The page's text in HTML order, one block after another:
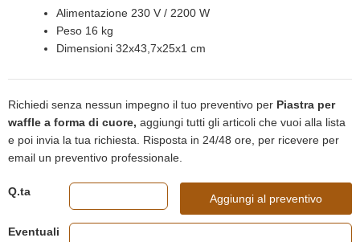
Alimentazione 230 V / 2200 W
Peso 16 kg
Dimensioni 32x43,7x25x1 cm
Richiedi senza nessun impegno il tuo preventivo per Piastra per
waffle a forma di cuore, aggiungi tutti gli articoli che vuoi alla lista
e poi invia la tua richiesta. Risposta in 24/48 ore, per ricevere per
email un preventivo professionale.
Q.ta
Aggiungi al preventivo
Eventuali